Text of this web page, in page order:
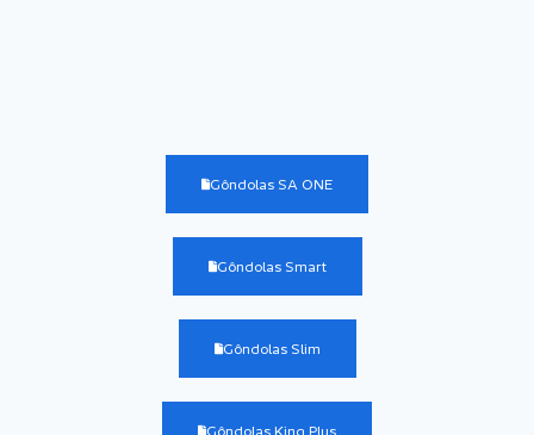
Gôndolas SA ONE
Gôndolas Smart
Gôndolas Slim
Gôndolas King Plus